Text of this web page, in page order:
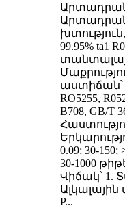
99.95% ta1
աստիճան՝
RO5255,
B708, GB/
0.09; 30-150;
30-1000
Վիճակ՝ 1.
Ալկալային
P...